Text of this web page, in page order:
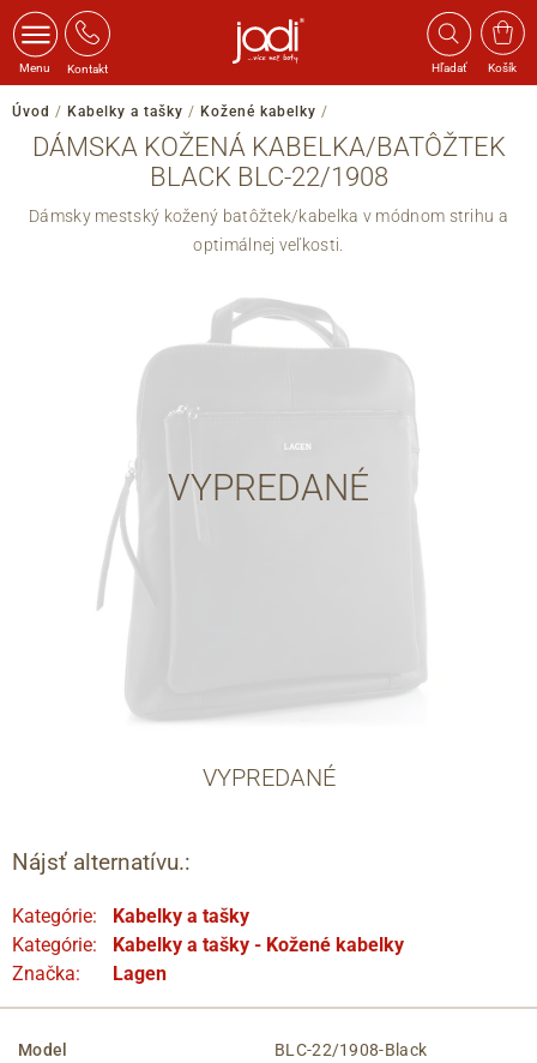
Menu Kontakt Hľadať Košík
Úvod / Kabelky a tašky / Kožené kabelky /
DÁMSKA KOŽENÁ KABELKA/BATÔŽTEK
BLACK BLC-22/1908
Dámsky mestský kožený batôžtek/kabelka v módnom strihu a
optimálnej veľkosti.
VYPREDANÉ
VYPREDANÉ
Nájsť alternatívu.:
Kategórie:
Kabelky a tašky
Kategórie:
Kabelky a tašky - Kožené kabelky
Značka:
Lagen
Model BLC-22/1908-Black